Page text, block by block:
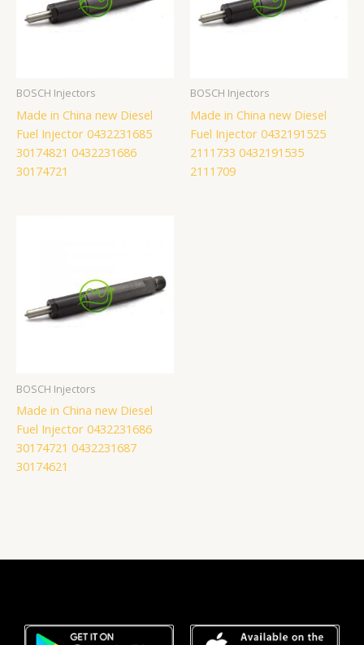
BOSCH Injectors
Made in China new Diesel
Fuel Injector 0432231685
30174821 0432231686
30174721
BOSCH Injectors
Made in China new Diesel
Fuel Injector 0432191525
2111733 0432191535
2111709
BOSCH Injectors
Made in China new Diesel
Fuel Injector 0432231686
30174721 0432231687
30174621